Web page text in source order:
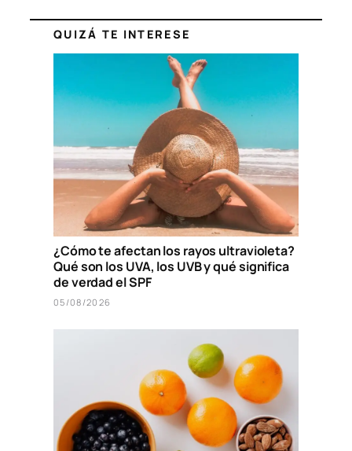
QUIZÁ TE INTERESE
¿Cómo te afectan los rayos ultravioleta?
Qué son los UVA, los UVB y qué significa
de verdad el SPF
05/08/2026